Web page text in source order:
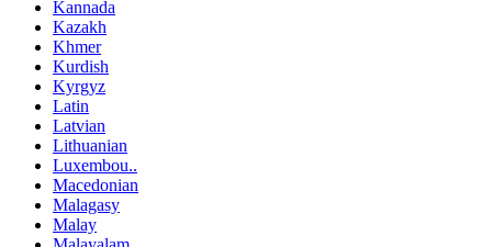
Kannada
Kazakh
Khmer
Kurdish
Kyrgyz
Latin
Latvian
Lithuanian
Luxembou..
Macedonian
Malagasy
Malay